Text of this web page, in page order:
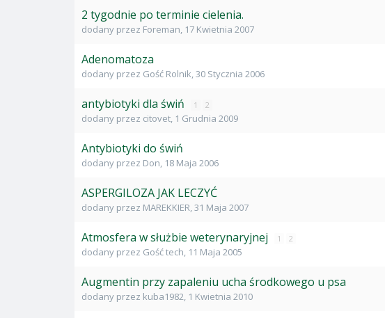
2 tygodnie po terminie cielenia.
dodany przez Foreman, 17 Kwietnia 2007
Adenomatoza
dodany przez Gość Rolnik,30 Stycznia 2006
antybiotyki dla świń 1 2
dodany przez citovet, 1 Grudnia 2009
Antybiotyki do świń
dodany przez Don, 18 Maja 2006
ASPERGILOZA JAK LECZYĆ
dodany przez MAREKKIER,31 Maja 2007
Atmosfera w służbie weterynaryjnej 1 2
dodany przez Gość tech, 11 Maja 2005
Augmentin przy zapaleniu ucha środkowego u psa
dodany przez kuba1982, 1 Kwietnia 2010